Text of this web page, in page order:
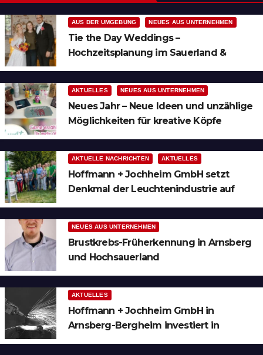
AUS DER UMGEBUNG NEUES AUS UNTERNEHMEN
Tie the Day Weddings –
Hochzeitsplanung im Sauerland &
AKTUELLES NEUES AUS UNTERNEHMEN
Neues Jahr – Neue Ideen und unzählige
Möglichkeiten für kreative Köpfe
AKTUELLE NACHRICHTEN AKTUELLES
Hoffmann + Jochheim GmbH setzt
Denkmal der Leuchtenindustrie auf
NEUES AUS UNTERNEHMEN
Brustkrebs-Früherkennung in Arnsberg
und Hochsauerland
AKTUELLES
Hoffmann + Jochheim GmbH in
Arnsberg-Bergheim investiert in